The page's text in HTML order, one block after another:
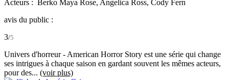
Acteurs : Berko Maya Rose, Angelica Ross, Cody Fern
avis du public :
3/5
Univers d'horreur - American Horror Story est une série qui change
ses intrigues à chaque saison en gardant souvent les mêmes acteurs,
pour des... (voir plus)